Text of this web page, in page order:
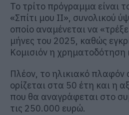
Το τρίτο πρόγραμμα είναι
«Σπίτι μου ΙΙ», συνολικού
οποίο αναμένεται να
μήνες του 2025, καθώς
Κομισιόν η χρηματοδότηση
Πλέον, το ηλικιακό
ορίζεται στα 50 έτη και η
που θα αναγράφεται στο
τις 250.000 ευρώ.